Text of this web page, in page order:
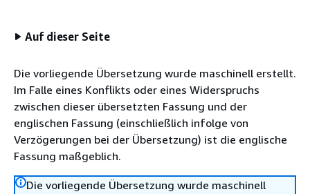
Auf dieser Seite
Die vorliegende Übersetzung wurde maschinell erstellt.
Im Falle eines Konflikts oder eines Widerspruchs
zwischen dieser übersetzten Fassung und der
englischen Fassung (einschließlich infolge von
Verzögerungen bei der Übersetzung) ist die englische
Fassung maßgeblich.
Die vorliegende Übersetzung wurde maschinell